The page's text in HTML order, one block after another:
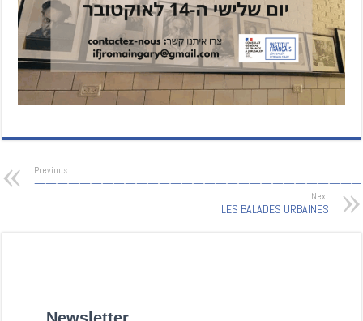
Previous
Next
LES BALADES URBAINES